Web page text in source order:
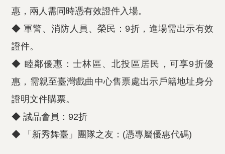
惠，兩人需同時憑有效證件入場。
◆ 軍警、消防人員、榮民：9折，進場需出示有效
證件。
◆ 睦鄰優惠：士林區、北投區居民，可享9折優
惠，需親至臺灣戲曲中心售票處出示戶籍地址身分
證明文件購票。
◆ 誠品會員：92折
◆ 「新秀舞臺」團隊之友：(憑專屬優惠代碼)